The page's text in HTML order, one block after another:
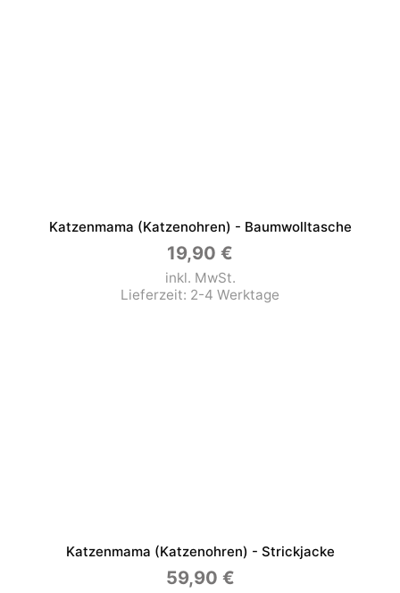
Katzenmama (Katzenohren) - Baumwolltasche
19,90 €
inkl. MwSt.
Lieferzeit: 2-4 Werktage
Katzenmama (Katzenohren) - Strickjacke
59,90 €